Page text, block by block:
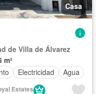
Casa
de Villa de Álvarez
m²
Electricidad Agua
Estates